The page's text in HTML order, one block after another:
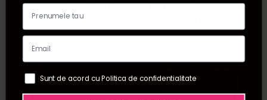
MCCM Fiola cu vitamina
C 5ml
PRP:
MCCM Fiola cu DMAE
16,90LEI / buc
Sunt de acord cu Politica de confidentialitate